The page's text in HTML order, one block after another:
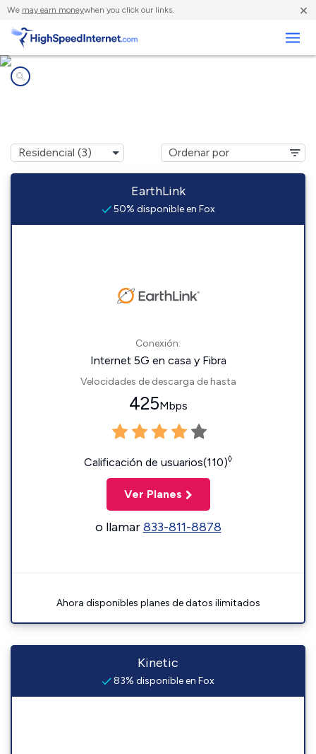
We may earn moneywhen you click our links. ×
EarthLink
50% disponible en Fox
Conexión:
Internet 5G en casa y Fibra
Velocidades de descarga de hasta
425Mbps
Calificación de usuarios(110)◊
Ver Planes
o llamar833-811-8878
Ahora disponibles planes de datos ilimitados
Kinetic
83% disponible en Fox